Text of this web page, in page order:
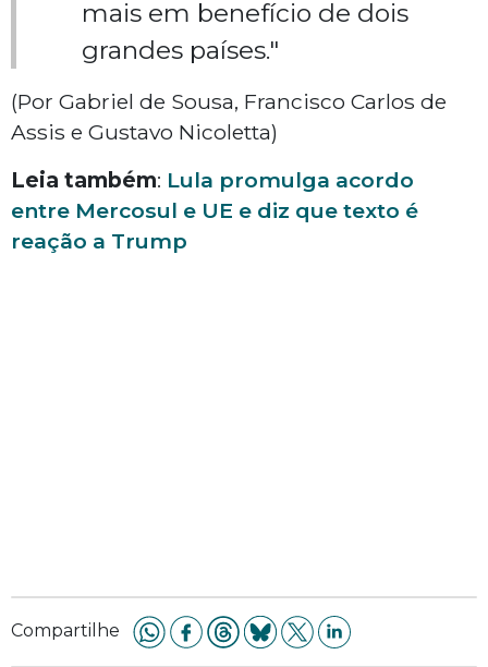
mais em benefício de dois
grandes países."
(Por Gabriel de Sousa, Francisco Carlos de
Assis e Gustavo Nicoletta)
Leia também: Lula promulga acordo
entre Mercosul e UE e diz que texto é
reação a Trump
Compartilhe